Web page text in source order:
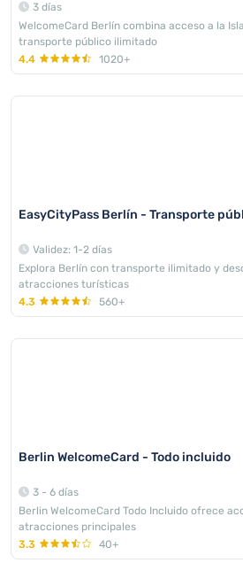
3 días
WelcomeCard Berlín combina acceso a la
transporte público ilimitado
4.4
1020+
EasyCityPass Berlín - Transporte
Validez: 1-2 días
Explora Berlín con transporte ilimitado y
atracciones turísticas
4.3
560+
Berlin WelcomeCard - Todo incluido
3 - 6 días
Berlin WelcomeCard Todo Incluido ofrece
atracciones principales
3.3
40+